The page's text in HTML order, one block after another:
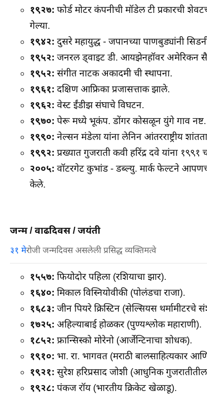
१९२७: फोर्ड मोटर कंपनीची मॉडेल टी प्रकारची
गेल्या.
१९४२: दुसरे महायुद्ध - जपानच्या पाणबुड्यांनी
१९५२: जनरल ड्वाइट डी. आयझेनहॉवर अमेरिकन
१९५२: संगीत नाटक अकादमी ची स्थापना.
१९६१: दक्षिण आफ्रिका प्रजासत्ताक झाले.
१९६२: वेस्ट ईंडीझ संघाचे विघटन.
१९७०: पेरू मध्ये भूकंप. डोंगर कोसळून युंगे गाव नष्ट.
१९९०: नेल्सन मंडेला यांना लेनिन आंतरराष्ट्रीय
१९९२: प्रख्यात गुजराती कवी हरिंद्र दवे यांना
२००५: वॉटरगेट कुभांड - डब्ल्यु. मार्क फेल्टने
केले.
जन्म / वाढदिवस / जयंती
३१ मेरोजी जन्मदिवस असलेली प्रसिद्ध व्यक्तिमत्वे
१५५७: फियोदोर पहिला (रशियाचा झार).
१६४०: मिकाल विस्नियोवीकी (पोलंडचा राजा).
१६८३: जीन पियरे क्रिस्टिन (सेल्सियस थर्मामीटरचे
१७२५: अहिल्याबाई होळकर (पुण्यश्लोक महाराणी).
१८५२: फ्रान्सिस्को मोरेनो (आर्जेन्टिनाचा शोधक).
१९१०: भा. रा. भागवत (मराठी बालसाहित्यकार
१९२१: सुरेश हरिप्रसाद जोशी (आधुनिक गुजरातीतील
१९२८: पंकज रॉय (भारतीय क्रिकेट खेळाडू).